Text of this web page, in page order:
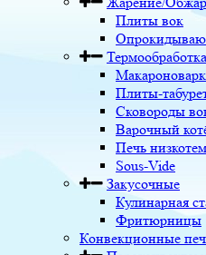
Плиты вок
Термообработка
Плиты-
Сковороды
Варочный
Печь
Sous-Vide
Закусочные
Кулинарная
Фритюрницы
Конвекционные